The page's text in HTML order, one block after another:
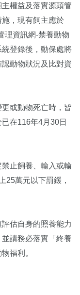
權益及落實源頭管
，現有飼主應於
理資訊網-禁養動物
登錄後，動保處將
動物狀況及比對資
或動物死亡時，皆
在116年4月30日
止飼養、輸入或輸
25萬元以下罰鍰，
估自身的照養能力
請務必落實「終養
福利。